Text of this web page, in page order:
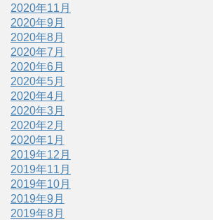
2020年11月
2020年9月
2020年8月
2020年7月
2020年6月
2020年5月
2020年4月
2020年3月
2020年2月
2020年1月
2019年12月
2019年11月
2019年10月
2019年9月
2019年8月